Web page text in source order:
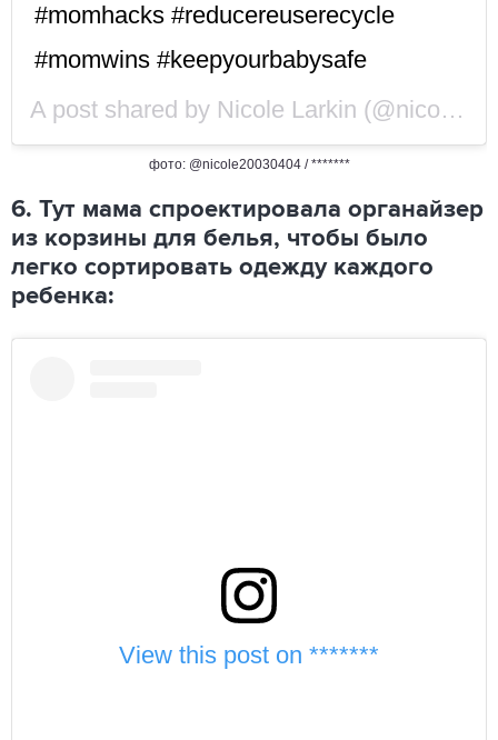
#momhacks #reducereuserecycle
#momwins #keepyourbabysafe
A post shared by Nicole Larkin (@nicole20030404) on
фото: @nicole20030404 / *******
6. Тут мама спроектировала органайзер
из корзины для белья, чтобы было
легко сортировать одежду каждого
ребенка:
View this post on *******